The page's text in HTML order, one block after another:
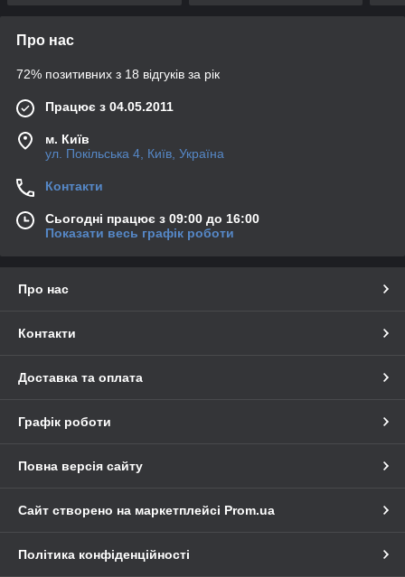
Про нас
72% позитивних з 18 відгуків за рік
Працює з 04.05.2011
м. Київ
ул. Покільська 4, Київ, Україна
Контакти
Сьогодні працює з 09:00 до 16:00
Показати весь графік роботи
Про нас
Контакти
Доставка та оплата
Графік роботи
Повна версія сайту
Сайт створено на маркетплейсі Prom.ua
Політика конфіденційності